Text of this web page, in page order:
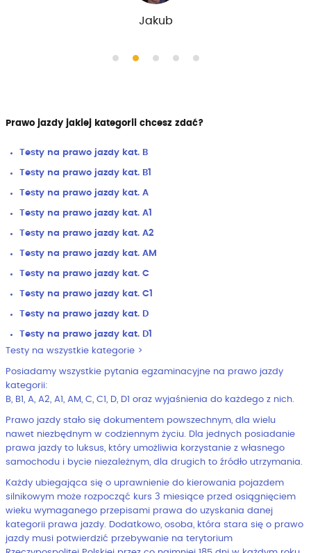
Anna
Prawo jazdy jakiej kategorii chcesz zdać?
Testy na prawo jazdy kat. B
Testy na prawo jazdy kat. B1
Testy na prawo jazdy kat. A
Testy na prawo jazdy kat. A1
Testy na prawo jazdy kat. A2
Testy na prawo jazdy kat. AM
Testy na prawo jazdy kat. C
Testy na prawo jazdy kat. C1
Testy na prawo jazdy kat. D
Testy na prawo jazdy kat. D1
Testy na wszystkie kategorie >
Posiadamy wszystkie pytania egzaminacyjne na prawo jazdy
kategorii:
B, B1, A, A2, A1, AM, C, C1, D, D1 oraz wyjaśnienia do każdego z nich.
Prawo jazdy stało się dokumentem powszechnym, dla wielu
nawet niezbędnym w codziennym życiu. Dla jednych posiadanie
prawa jazdy to luksus, który umożliwia korzystanie z własnego
samochodu i bycie niezależnym, dla drugich to źródło utrzymania.
Każdy ubiegająca się o uprawnienie do kierowania pojazdem
silnikowym może rozpocząć kurs 3 miesiące przed osiągnięciem
wieku wymaganego przepisami prawa do uzyskania danej
kategorii prawa jazdy. Dodatkowo, osoba, która stara się o prawo
jazdy musi potwierdzić przebywanie na terytorium